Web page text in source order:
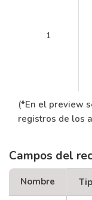
1
(*En el preview
registros de los
Campos del
Nombre